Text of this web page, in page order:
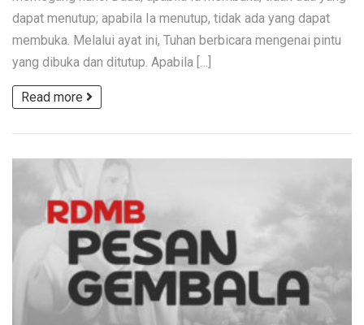
dapat menutup; apabila Ia menutup, tidak ada yang dapat
membuka. Melalui ayat ini, Tuhan berbicara mengenai pintu
yang dibuka dan ditutup. Apabila […]
Read more